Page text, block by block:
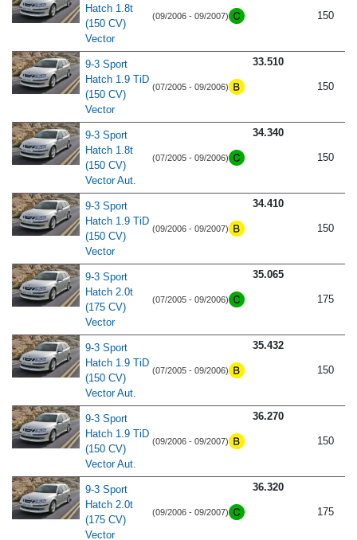
Hatch 1.8t
(150 CV)
Vector
(09/2006 - 09/2007) 150
9-3 Sport
Hatch 1.9 TiD
(150 CV)
Vector
(07/2005 - 09/2006)
33.510
150
9-3 Sport
Hatch 1.8t
(150 CV)
Vector Aut.
(07/2005 - 09/2006)
34.340
150
9-3 Sport
Hatch 1.9 TiD
(150 CV)
Vector
(09/2006 - 09/2007)
34.410
150
9-3 Sport
Hatch 2.0t
(175 CV)
Vector
(07/2005 - 09/2006)
35.065
175
9-3 Sport
Hatch 1.9 TiD
(150 CV)
Vector Aut.
(07/2005 - 09/2006)
35.432
150
9-3 Sport
Hatch 1.9 TiD
(150 CV)
Vector Aut.
(09/2006 - 09/2007)
36.270
150
9-3 Sport
Hatch 2.0t
(175 CV)
Vector
(09/2006 - 09/2007)
36.320
175